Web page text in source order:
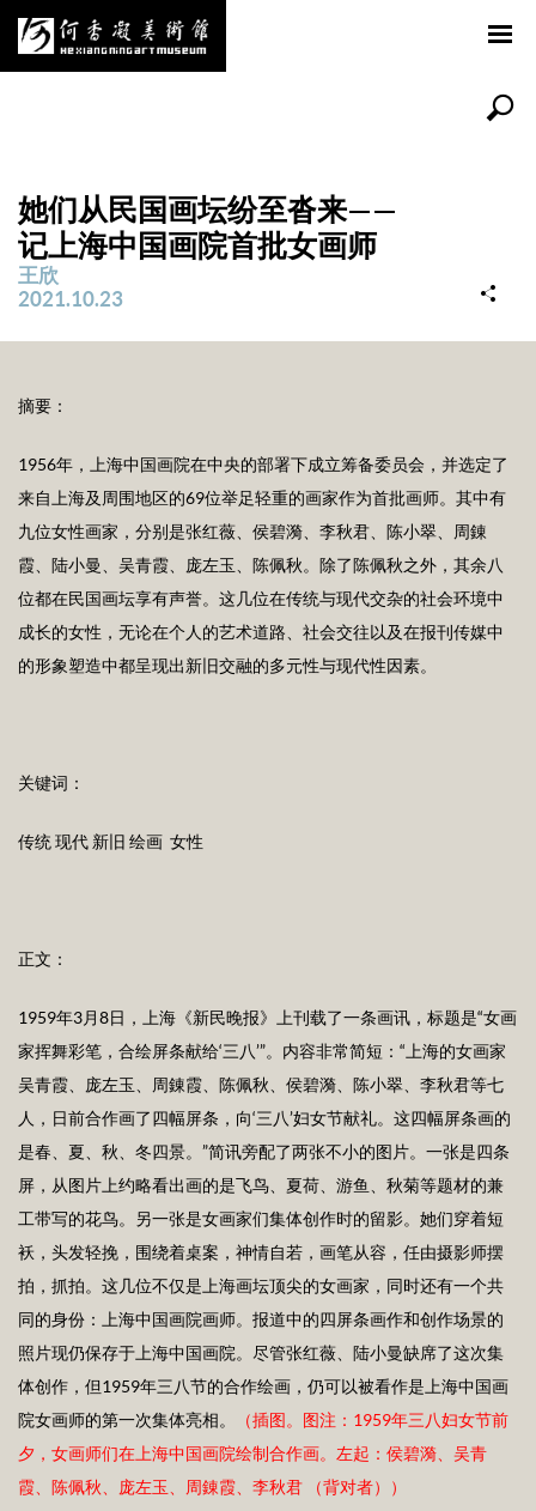
她们从民国画坛纷至沓来——
记上海中国画院首批女画师
王欣
2021.10.23
摘要：
1956年，上海中国画院在中央的部署下成立筹备委员会，并选定了
来自上海及周围地区的69位举足轻重的画家作为首批画师。其中有
九位女性画家，分别是张红薇、侯碧漪、李秋君、陈小翠、周錬
霞、陆小曼、吴青霞、庞左玉、陈佩秋。除了陈佩秋之外，其余八
位都在民国画坛享有声誉。这几位在传统与现代交杂的社会环境中
成长的女性，无论在个人的艺术道路、社会交往以及在报刊传媒中
的形象塑造中都呈现出新旧交融的多元性与现代性因素。
关键词：
传统 现代 新旧 绘画 女性
正文：
1959年3月8日，上海《新民晚报》上刊载了一条画讯，标题是“女画
家挥舞彩笔，合绘屏条献给‘三八’”。内容非常简短：“上海的女画家
吴青霞、庞左玉、周錬霞、陈佩秋、侯碧漪、陈小翠、李秋君等七
人，日前合作画了四幅屏条，向‘三八’妇女节献礼。这四幅屏条画的
是春、夏、秋、冬四景。”简讯旁配了两张不小的图片。一张是四条
屏，从图片上约略看出画的是飞鸟、夏荷、游鱼、秋菊等题材的兼
工带写的花鸟。另一张是女画家们集体创作时的留影。她们穿着短
袄，头发轻挽，围绕着桌案，神情自若，画笔从容，任由摄影师摆
拍，抓拍。这几位不仅是上海画坛顶尖的女画家，同时还有一个共
同的身份：上海中国画院画师。报道中的四屏条画作和创作场景的
照片现仍保存于上海中国画院。尽管张红薇、陆小曼缺席了这次集
体创作，但1959年三八节的合作绘画，仍可以被看作是上海中国画
院女画师的第一次集体亮相。
（插图。图注：1959年三八妇女节前
夕，女画师们在上海中国画院绘制合作画。左起：侯碧漪、吴青
霞、陈佩秋、庞左玉、周錬霞、李秋君 （背对者））